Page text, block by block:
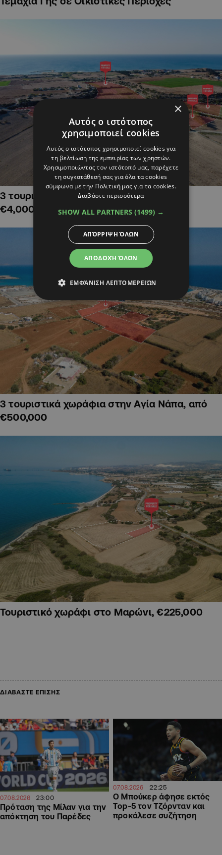
3 τουριστικά χωράφια στην Αλαμινό,
€4,000,000
3 τουριστικά χωράφια στην Αγία Νάπα, από
€500,000
Τουριστικό χωράφι στο Μαρώνι, €225,000
ΔΙΑΒΑΣΤΕ ΕΠΙΣΗΣ
07.08.2026 23:00
Πρόταση της Μίλαν για την
απόκτηση του Παρέδες
07.08.2026 22:25
Ο Μπούκερ άφησε εκτός
Top-5 τον Τζόρνταν και
προκάλεσε συζήτηση
×
Αυτός ο ιστότοπος
χρησιμοποιεί cookies
Αυτός ο ιστότοπος χρησιμοποιεί cookies για
τη βελτίωση της εμπειρίας των χρηστών.
Χρησιμοποιώντας τον ιστότοπό μας, παρέχετε
τη συγκατάθεσή σας για όλα τα cookies
σύμφωνα με την Πολιτική μας για τα cookies.
Διαβάστε περισσότερα
SHOW ALL PARTNERS (1499) →
ΑΠΟΔΟΧΉ ΌΛΩΝ
ΑΠΌΡΡΙΨΗ ΌΛΩΝ
ΕΜΦΆΝΙΣΗ ΛΕΠΤΟΜΕΡΕΙΏΝ